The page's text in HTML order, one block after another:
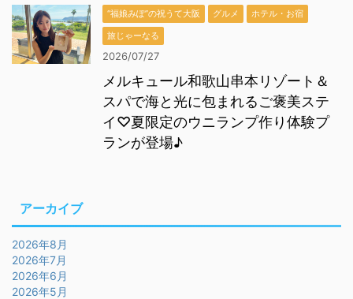
“福娘みぽ”の祝うて大阪 グルメ
ホテル・お宿
旅じゃーなる
2026/07/27
メルキュール和歌山串本リゾート＆
スパで海と光に包まれるご褒美ステ
イ♡夏限定のウニランプ作り体験プ
ランが登場♪
アーカイブ
2026年8月
2026年7月
2026年6月
2026年5月